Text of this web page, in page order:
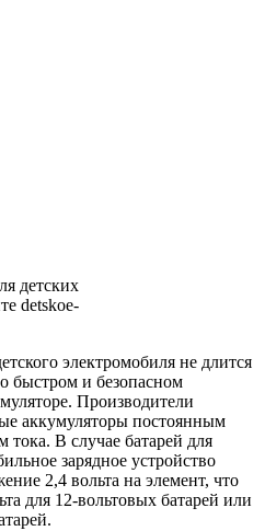
детских
detskoe-
электромобиля не длится
быстром и безопасном
Производители
аккумуляторы постоянным
В случае батарей для
зарядное устройство
2,4 вольта на элемент, что
для 12-вольтовых батарей или